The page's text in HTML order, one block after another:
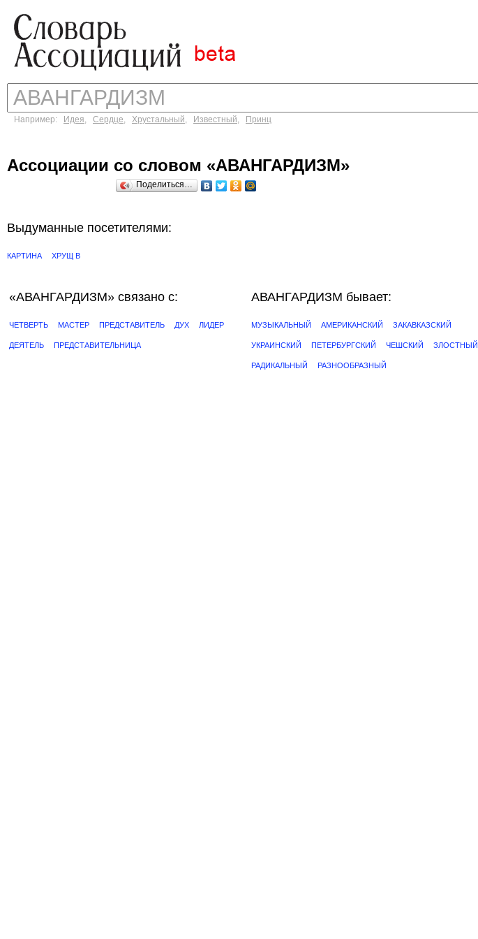
Например: Идея, Сердце, Хрустальный, Известный, Принц
Ассоциации со словом «АВАНГАРДИЗМ»
Поделиться…
Выдуманные посетителями:
КАРТИНА ХРУЩ В
«АВАНГАРДИЗМ» связано с:
ЧЕТВЕРТЬ МАСТЕР ПРЕДСТАВИТЕЛЬ ДУХ ЛИДЕР
ДЕЯТЕЛЬ ПРЕДСТАВИТЕЛЬНИЦА
АВАНГАРДИЗМ бывает:
МУЗЫКАЛЬНЫЙ АМЕРИКАНСКИЙ ЗАКАВКАЗСКИЙ
УКРАИНСКИЙ ПЕТЕРБУРГСКИЙ ЧЕШСКИЙ ЗЛОСТНЫЙ
РАДИКАЛЬНЫЙ РАЗНООБРАЗНЫЙ